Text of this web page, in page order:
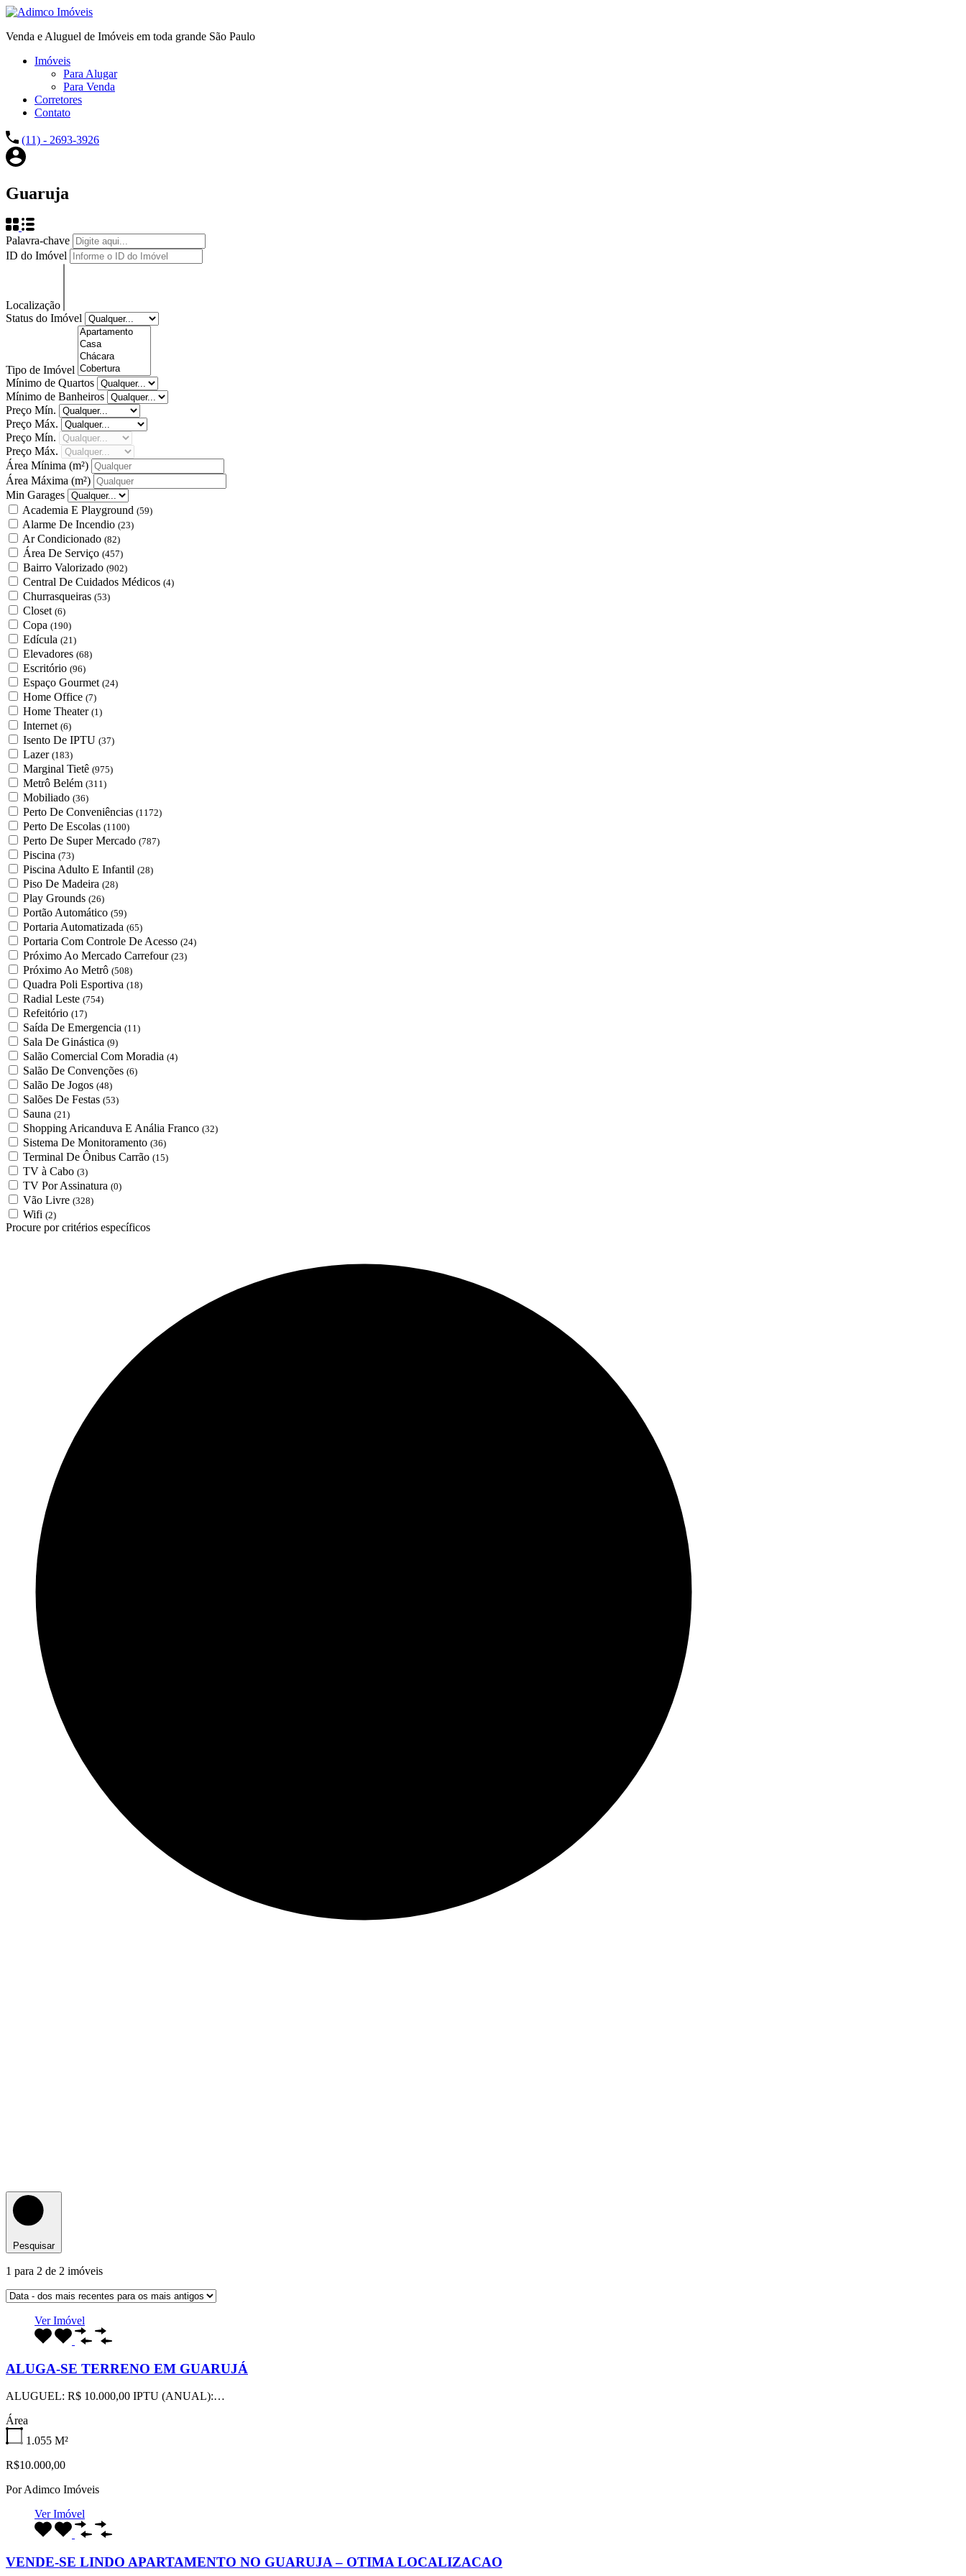
Venda e Aluguel de Imóveis em toda grande São Paulo
Imóveis
Para Alugar
Para Venda
Corretores
Contato
(11) - 2693-3926
Guaruja
Palavra-chave
ID do Imóvel
Localização
Status do Imóvel
Tipo de Imóvel
Mínimo de Quartos
Mínimo de Banheiros
Preço Mín.
Preço Máx.
Preço Mín.
Preço Máx.
Área Mínima (m²)
Área Máxima (m²)
Min Garages
Academia E Playground (59)
Alarme De Incendio (23)
Ar Condicionado (82)
Área De Serviço (457)
Bairro Valorizado (902)
Central De Cuidados Médicos (4)
Churrasqueiras (53)
Closet (6)
Copa (190)
Edícula (21)
Elevadores (68)
Escritório (96)
Espaço Gourmet (24)
Home Office (7)
Home Theater (1)
Internet (6)
Isento De IPTU (37)
Lazer (183)
Marginal Tietê (975)
Metrô Belém (311)
Mobiliado (36)
Perto De Conveniências (1172)
Perto De Escolas (1100)
Perto De Super Mercado (787)
Piscina (73)
Piscina Adulto E Infantil (28)
Piso De Madeira (28)
Play Grounds (26)
Portão Automático (59)
Portaria Automatizada (65)
Portaria Com Controle De Acesso (24)
Próximo Ao Mercado Carrefour (23)
Próximo Ao Metrô (508)
Quadra Poli Esportiva (18)
Radial Leste (754)
Refeitório (17)
Saída De Emergencia (11)
Sala De Ginástica (9)
Salão Comercial Com Moradia (4)
Salão De Convenções (6)
Salão De Jogos (48)
Salões De Festas (53)
Sauna (21)
Shopping Aricanduva E Anália Franco (32)
Sistema De Monitoramento (36)
Terminal De Ônibus Carrão (15)
TV à Cabo (3)
TV Por Assinatura (0)
Vão Livre (328)
Wifi (2)
Procure por critérios específicos
Pesquisar
1 para 2 de 2 imóveis
Ver Imóvel
ALUGA-SE TERRENO EM GUARUJÁ
ALUGUEL: R$ 10.000,00 IPTU (ANUAL):…
Área
1.055 M²
R$10.000,00
PorAdimco Imóveis
Ver Imóvel
VENDE-SE LINDO APARTAMENTO NO GUARUJA – OTIMA LOCALIZACAO